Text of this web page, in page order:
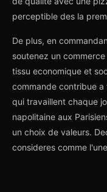
perceptible des la
De plus, en
soutenez un
tissu economique et
commande contribue
qui travaillent chaque
napolitaine aux
un choix de valeurs.
consideres comme